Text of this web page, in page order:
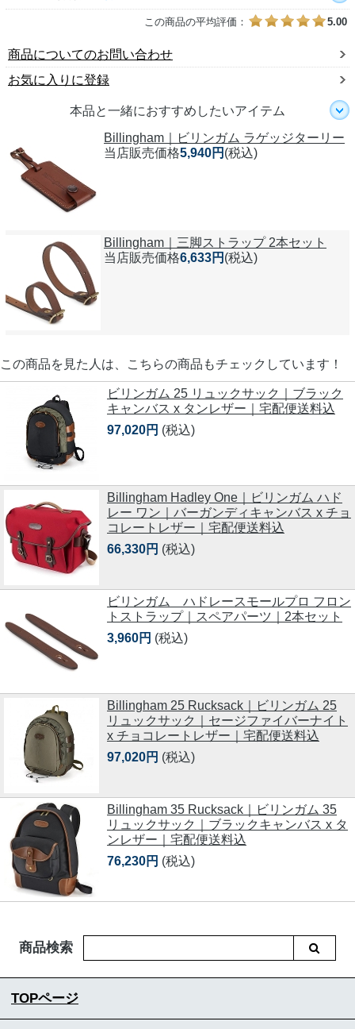
この商品の平均評価： 5.00
商品についてのお問い合わせ
お気に入りに登録
本品と一緒におすすめしたいアイテム
Billingham｜ビリンガム ラゲッジターリー
当店販売価格5,940円 (税込)
Billingham｜三脚ストラップ 2本セット
当店販売価格6,633円 (税込)
この商品を見た人は、こちらの商品もチェックしています！
ビリンガム 25 リュックサック｜ブラック
キャンバス x タンレザー｜宅配便送料込
97,020円 (税込)
Billingham Hadley One｜ビリンガム ハド
レー ワン｜バーガンディキャンバス x チョ
コレートレザー｜宅配便送料込
66,330円 (税込)
ビリンガム ハドレースモールプロ フロン
トストラップ｜スペアパーツ｜2本セット
3,960円 (税込)
Billingham 25 Rucksack｜ビリンガム 25
リュックサック｜セージファイバーナイト
x チョコレートレザー｜宅配便送料込
97,020円 (税込)
Billingham 35 Rucksack｜ビリンガム 35
リュックサック｜ブラックキャンバス x タ
ンレザー｜宅配便送料込
76,230円 (税込)
商品検索
TOPページ